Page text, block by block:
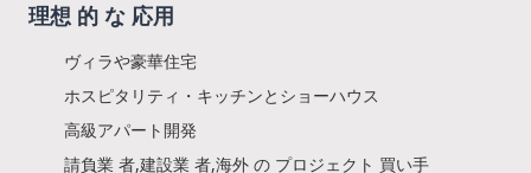
理想 的 な 応用
ヴィラや豪華住宅
ホスピタリティ・キッチンとショーハウス
高級アパート開発
請負業 者,建設業 者,海外 の プロジェクト 買い手